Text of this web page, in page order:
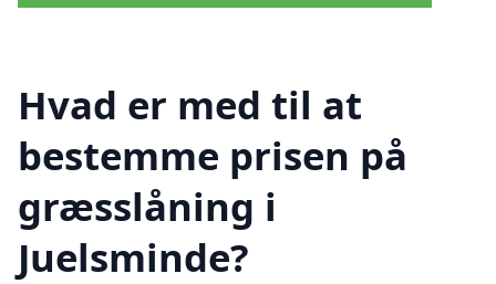
Hvad er med til at
bestemme prisen på
græsslåning i
Juelsminde?